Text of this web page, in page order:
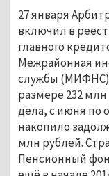
27 января
включил в
главного
Межрайонная
службы (МИФНС)
размере 232
дела, с июня по
накопило
млн рублей.
Пенсионный